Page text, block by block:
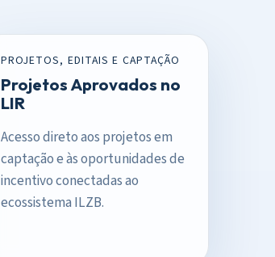
PROJETOS, EDITAIS E CAPTAÇÃO
Projetos Aprovados no
LIR
Acesso direto aos projetos em
captação e às oportunidades de
incentivo conectadas ao
ecossistema ILZB.